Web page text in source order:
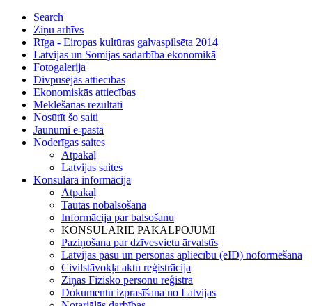
Search
Ziņu arhīvs
Rīga - Eiropas kultūras galvaspilsēta 2014
Latvijas un Somijas sadarbība ekonomikā
Fotogalerija
Divpusējās attiecības
Ekonomiskās attiecības
Meklēšanas rezultāti
Nosūtīt šo saiti
Jaunumi e-pastā
Noderīgas saites
Atpakaļ
Latvijas saites
Konsulārā informācija
Atpakaļ
Tautas nobalsošana
Informācija par balsošanu
KONSULĀRIE PAKALPOJUMI
Paziņošana par dzīvesvietu ārvalstīs
Latvijas pasu un personas apliecību (eID) noformēšana
Civilstāvokļa aktu reģistrācija
Ziņas Fizisko personu reģistrā
Dokumentu izprasīšana no Latvijas